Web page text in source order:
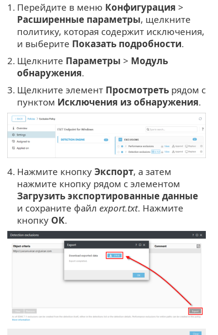
1. Перейдите в меню Конфигурация >
Расширенные параметры, щелкните
политику, которая содержит исключения,
и выберите Показать подробности.
2. Щелкните Параметры > Модуль
обнаружения.
3. Щелкните элемент Просмотреть рядом с
пунктом Исключения из обнаружения.
4. Нажмите кнопку Экспорт, а затем
нажмите кнопку рядом с элементом
Загрузить экспортированные данные
и сохраните файл export.txt. Нажмите
кнопку ОК.